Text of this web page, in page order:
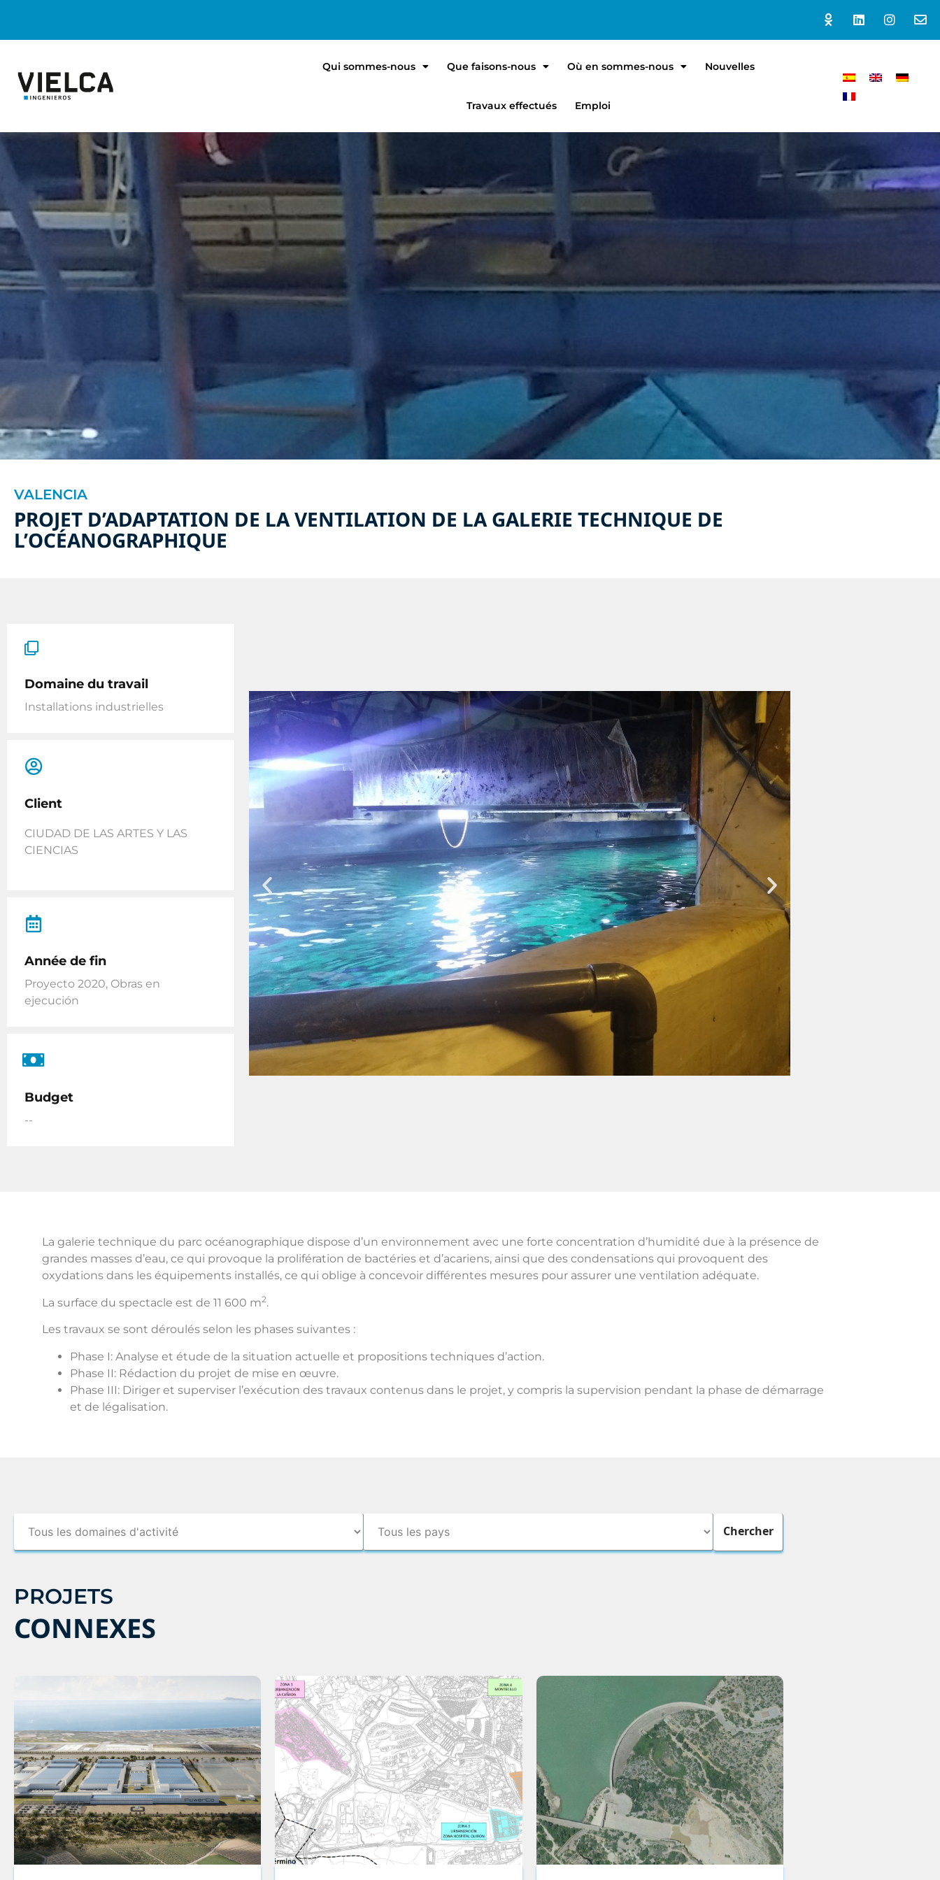
Qui sommes-nous Que faisons-nous Où en sommes-nous Nouvelles
Travaux effectués Emploi
VALENCIA
PROJET D’ADAPTATION DE LA VENTILATION DE LA GALERIE TECHNIQUE DE
L’OCÉANOGRAPHIQUE
Domaine du travail
Installations industrielles
Client
CIUDAD DE LAS ARTES Y LAS
CIENCIAS
Année de fin
Proyecto 2020, Obras en
ejecución
Budget
--
La galerie technique du parc océanographique dispose d’un environnement avec une forte concentration d’humidité due à la présence de
grandes masses d’eau, ce qui provoque la prolifération de bactéries et d’acariens, ainsi que des condensations qui provoquent des
oxydations dans les équipements installés, ce qui oblige à concevoir différentes mesures pour assurer une ventilation adéquate.
La surface du spectacle est de 11 600 m2.
Les travaux se sont déroulés selon les phases suivantes :
Phase I: Analyse et étude de la situation actuelle et propositions techniques d’action.
Phase II: Rédaction du projet de mise en œuvre.
Phase III: Diriger et superviser l’exécution des travaux contenus dans le projet, y compris la supervision pendant la phase de démarrage
et de légalisation.
PROJETS
CONNEXES